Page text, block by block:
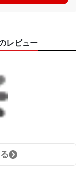
レビュー